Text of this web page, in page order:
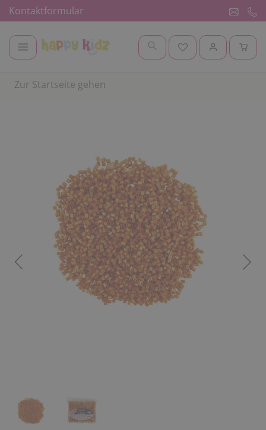
Kontaktformular
Zur Startseite gehen